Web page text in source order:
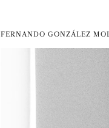
FERNANDO GONZÁLEZ